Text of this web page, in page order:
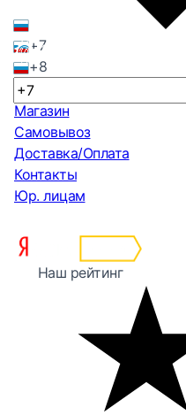
+7
+8
Магазин
Самовывоз
Доставка/Оплата
Контакты
Юр. лицам
Наш рейтинг